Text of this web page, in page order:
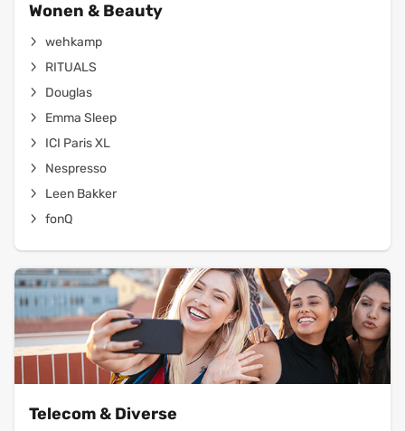
Wonen & Beauty
wehkamp
RITUALS
Douglas
Emma Sleep
ICI Paris XL
Nespresso
Leen Bakker
fonQ
Telecom & Diverse